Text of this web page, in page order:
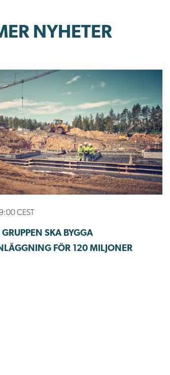
NYHETER
CEST
SKA BYGGA
FÖR 120 MILJONER